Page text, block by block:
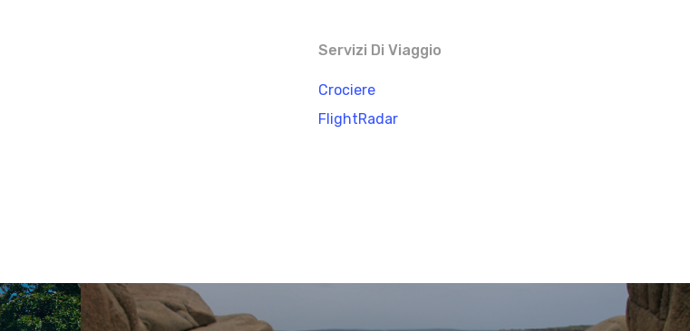
Servizi Di Viaggio
Crociere
FlightRadar